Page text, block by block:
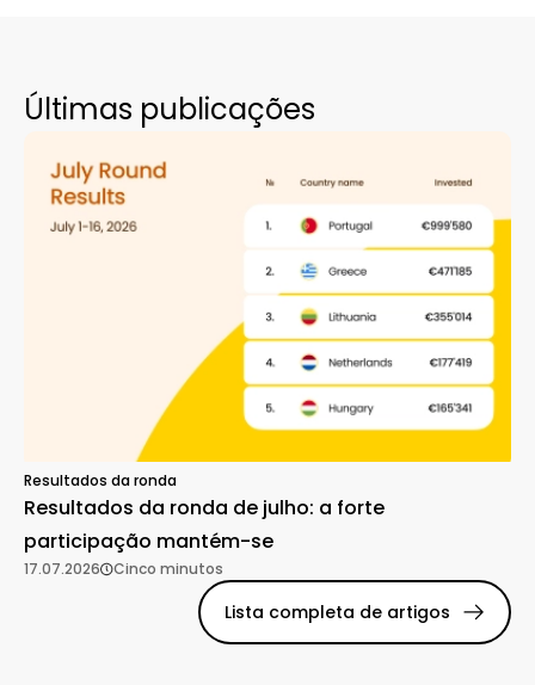
Últimas publicações
Resultados da ronda
Resultados da ronda de julho: a forte
participação mantém-se
17.07.2026 Cinco minutos
Lista completa de artigos